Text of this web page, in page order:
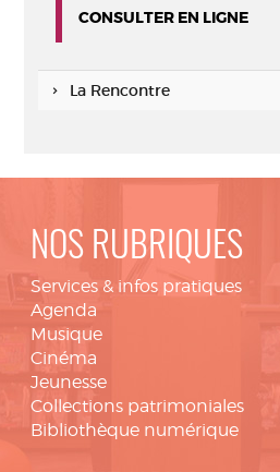
CONSULTER EN LIGNE
La Rencontre
NOS RUBRIQUES
Services & infos pratiques
Agenda
Musique
Cinéma
Jeunesse
Collections patrimoniales
Bibliothèque numérique